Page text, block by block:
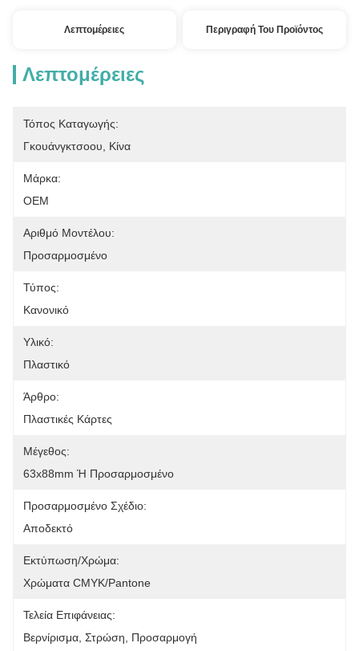
Λεπτομέρειες Περιγραφή Του Προϊόντος
Λεπτομέρειες
Τόπος Καταγωγής:
Γκουάνγκτσοου, Κίνα
Μάρκα:
OEM
Αριθμό Μοντέλου:
Προσαρμοσμένο
Τύπος:
Κανονικό
Υλικό:
Πλαστικό
Άρθρο:
Πλαστικές Κάρτες
Μέγεθος:
63x88mm Ή Προσαρμοσμένο
Προσαρμοσμένο Σχέδιο:
Αποδεκτό
Εκτύπωση/χρώμα:
Χρώματα CMYK/Pantone
Τελεία Επιφάνειας:
Βερνίρισμα, Στρώση, Προσαρμογή